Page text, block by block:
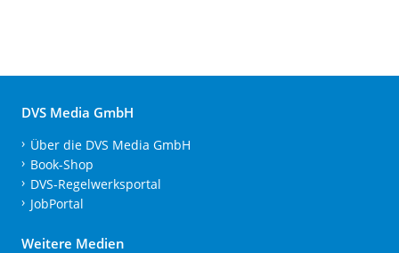
DVS Media GmbH
Über die DVS Media GmbH
Book-Shop
DVS-Regelwerksportal
JobPortal
Weitere Medien